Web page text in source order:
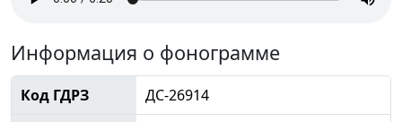
Информация о фонограмме
Код ГДРЗ
ДС-26914